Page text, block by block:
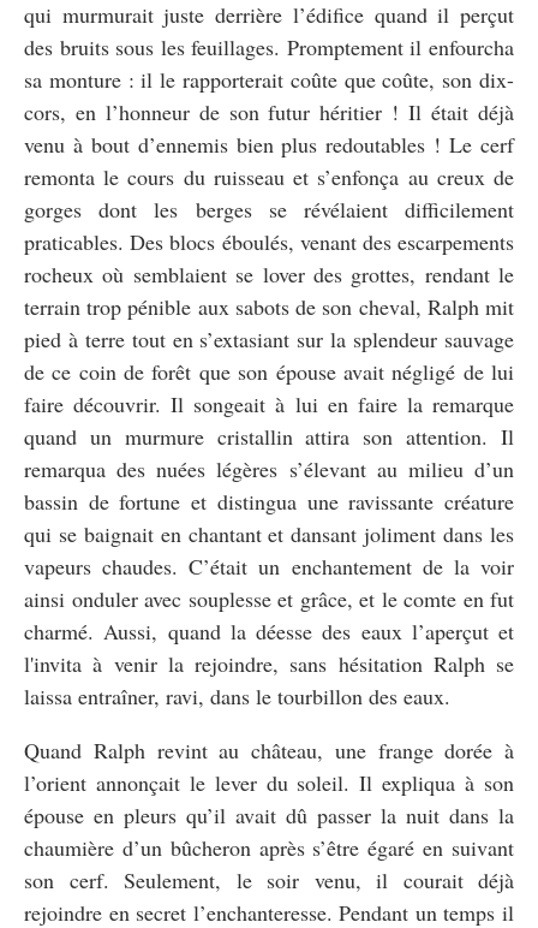
qui murmurait juste derrière l’édifice quand il perçut
des bruits sous les feuillages. Promptement il enfourcha
sa monture : il le rapporterait coûte que coûte, son dix-
cors, en l’honneur de son futur héritier ! Il était déjà
venu à bout d’ennemis bien plus redoutables ! Le cerf
remonta le cours du ruisseau et s’enfonça au creux de
gorges dont les berges se révélaient difficilement
praticables. Des blocs éboulés, venant des escarpements
rocheux où semblaient se lover des grottes, rendant le
terrain trop pénible aux sabots de son cheval, Ralph mit
pied à terre tout en s’extasiant sur la splendeur sauvage
de ce coin de forêt que son épouse avait négligé de lui
faire découvrir. Il songeait à lui en faire la remarque
quand un murmure cristallin attira son attention. Il
remarqua des nuées légères s’élevant au milieu d’un
bassin de fortune et distingua une ravissante créature
qui se baignait en chantant et dansant joliment dans les
vapeurs chaudes. C’était un enchantement de la voir
ainsi onduler avec souplesse et grâce, et le comte en fut
charmé. Aussi, quand la déesse des eaux l’aperçut et
l'invita à venir la rejoindre, sans hésitation Ralph se
laissa entraîner, ravi, dans le tourbillon des eaux.
Quand Ralph revint au château, une frange dorée à
l’orient annonçait le lever du soleil. Il expliqua à son
épouse en pleurs qu’il avait dû passer la nuit dans la
chaumière d’un bûcheron après s’être égaré en suivant
son cerf. Seulement, le soir venu, il courait déjà
rejoindre en secret l’enchanteresse. Pendant un temps il